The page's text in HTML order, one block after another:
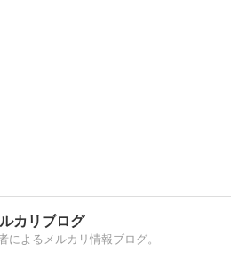
カリブログ
によるメルカリ情報ブログ。